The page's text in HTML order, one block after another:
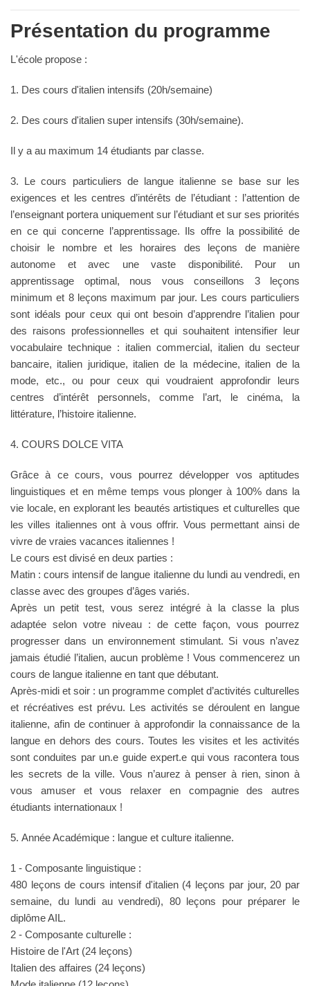
Présentation du programme
L'école propose :
1. Des cours d'italien intensifs (20h/semaine)
2. Des cours d'italien super intensifs (30h/semaine).
Il y a au maximum 14 étudiants par classe.
3. Le cours particuliers de langue italienne se base sur les
exigences et les centres d’intérêts de l’étudiant : l’attention de
l’enseignant portera uniquement sur l’étudiant et sur ses priorités
en ce qui concerne l’apprentissage. Ils offre la possibilité de
choisir le nombre et les horaires des leçons de manière
autonome et avec une vaste disponibilité. Pour un
apprentissage optimal, nous vous conseillons 3 leçons
minimum et 8 leçons maximum par jour. Les cours particuliers
sont idéals pour ceux qui ont besoin d’apprendre l’italien pour
des raisons professionnelles et qui souhaitent intensifier leur
vocabulaire technique : italien commercial, italien du secteur
bancaire, italien juridique, italien de la médecine, italien de la
mode, etc., ou pour ceux qui voudraient approfondir leurs
centres d’intérêt personnels, comme l’art, le cinéma, la
littérature, l’histoire italienne.
4. COURS DOLCE VITA
Grâce à ce cours, vous pourrez développer vos aptitudes
linguistiques et en même temps vous plonger à 100% dans la
vie locale, en explorant les beautés artistiques et culturelles que
les villes italiennes ont à vous offrir. Vous permettant ainsi de
vivre de vraies vacances italiennes !
Le cours est divisé en deux parties :
Matin : cours intensif de langue italienne du lundi au vendredi, en
classe avec des groupes d’âges variés.
Après un petit test, vous serez intégré à la classe la plus
adaptée selon votre niveau : de cette façon, vous pourrez
progresser dans un environnement stimulant. Si vous n’avez
jamais étudié l’italien, aucun problème ! Vous commencerez un
cours de langue italienne en tant que débutant.
Après-midi et soir : un programme complet d’activités culturelles
et récréatives est prévu. Les activités se déroulent en langue
italienne, afin de continuer à approfondir la connaissance de la
langue en dehors des cours. Toutes les visites et les activités
sont conduites par un.e guide expert.e qui vous racontera tous
les secrets de la ville. Vous n’aurez à penser à rien, sinon à
vous amuser et vous relaxer en compagnie des autres
étudiants internationaux !
5. Année Académique : langue et culture italienne.
1 - Composante linguistique :
480 leçons de cours intensif d'italien (4 leçons par jour, 20 par
semaine, du lundi au vendredi), 80 leçons pour préparer le
diplôme AIL.
2 - Composante culturelle :
Histoire de l'Art (24 leçons)
Italien des affaires (24 leçons)